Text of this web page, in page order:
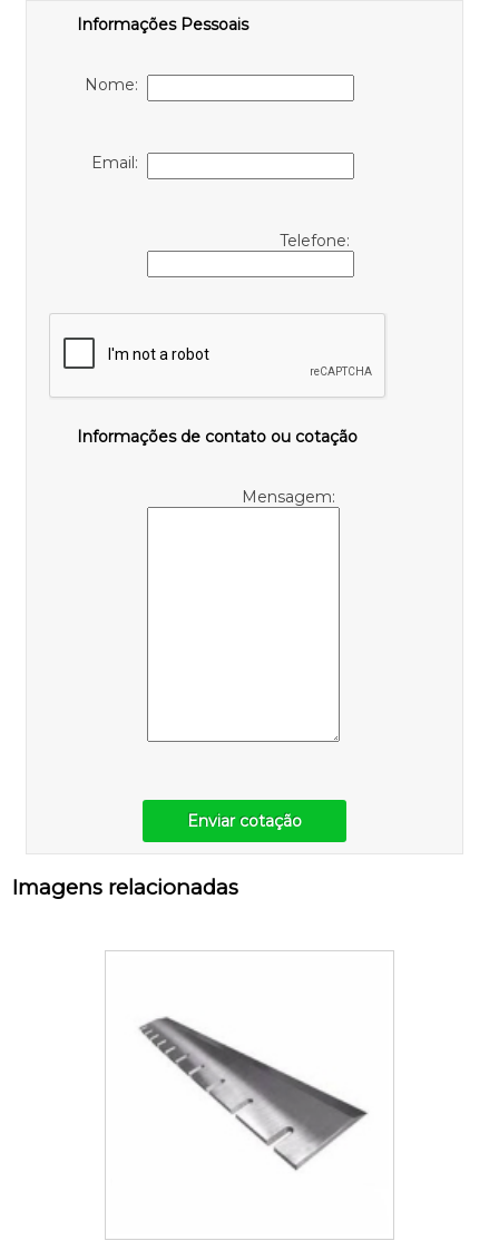
Informações Pessoais
Nome:
Email:
Telefone:
Informações de contato ou cotação
Mensagem:
Enviar cotação
Imagens relacionadas